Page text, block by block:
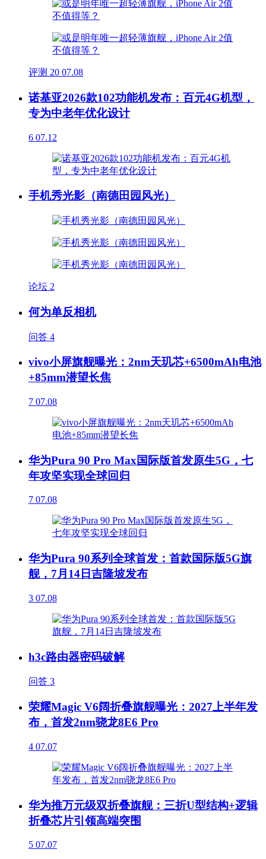
评测 20 07.08
诺基亚2026款102功能机发布：百元4G机型，
专为中老年优化设计
6 07.12
手机秀光影（南德田园风光）
论坛 2
何为单反相机
问答 4
vivo小屏旗舰曝光：2nm天玑芯+6500mAh电池
+85mm潜望长焦
7 07.08
华为Pura 90 Pro Max国际版首发原生5G，七
年攻坚实现全球回归
7 07.08
华为Pura 90系列全球首发：首款国际版5G旗
舰，7月14日吉隆坡发布
3 07.08
h3c路由器密码破解
问答 3
荣耀Magic V6阔折叠旗舰曝光：2027上半年发
布，首发2nm骁龙8E6 Pro
4 07.07
华为推万元级双折叠旗舰：三折U型结构+逻辑
折叠芯片引领高端突围
5 07.07